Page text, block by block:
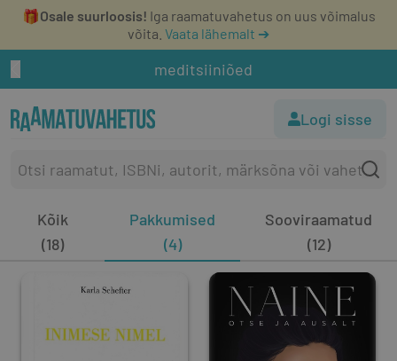
🎁Osale suurloosis! Iga raamatuvahetus on uus võimalus
võita. Vaata lähemalt ➔
meditsiiniõed
Logi sisse
Kõik
(18)
Pakkumised
(4)
Sooviraamatud
(12)